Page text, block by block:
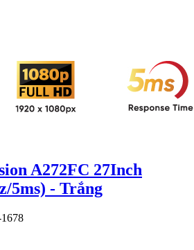
A272FC 27Inch
5ms) - Trắng